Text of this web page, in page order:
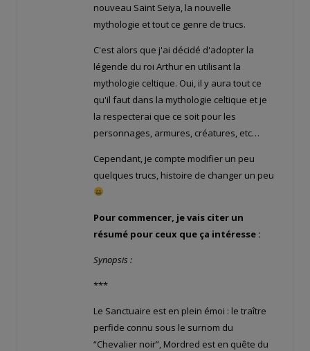
nouveau Saint Seiya, la nouvelle
mythologie et tout ce genre de trucs.
C'est alors que j'ai décidé d'adopter la
légende du roi Arthur en utilisant la
mythologie celtique. Oui, il y aura tout ce
qu'il faut dans la mythologie celtique et je
la respecterai que ce soit pour les
personnages, armures, créatures, etc…
Cependant, je compte modifier un peu
quelques trucs, histoire de changer un peu
Pour commencer, je vais citer un
résumé pour ceux que ça intéresse :
Synopsis :
***
Le Sanctuaire est en plein émoi : le traître
perfide connu sous le surnom du
“Chevalier noir”, Mordred est en quête du